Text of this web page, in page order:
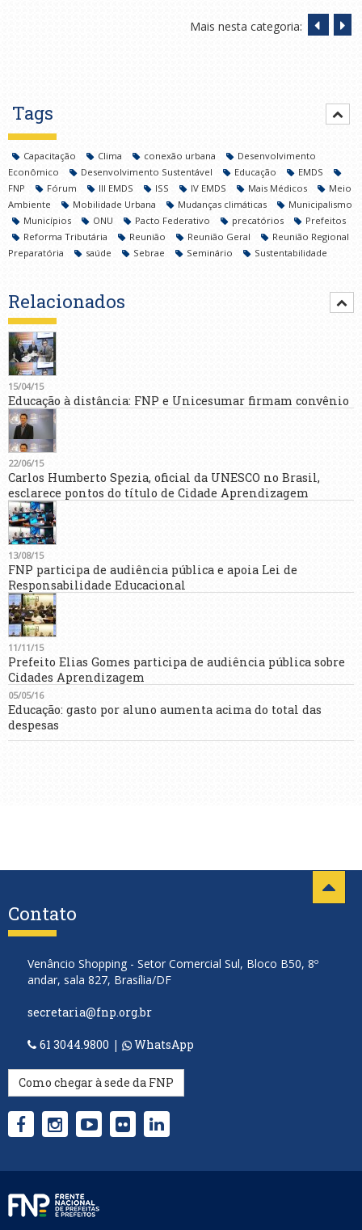
Mais nesta categoria:
Tags
Capacitação Clima conexão urbana
Desenvolvimento
Econômico
Desenvolvimento Sustentável Educação
EMDS
FNP
Fórum III EMDS ISS IV EMDS Mais Médicos
Meio
Ambiente
Mobilidade Urbana Mudanças climáticas
Municipalismo
Municípios
ONU Pacto Federativo precatórios
Prefeitos
Reforma Tributária
Reunião Reunião Geral
Reunião Regional
Preparatória
saúde Sebrae Seminário Sustentabilidade
Relacionados
15/04/15
Educação à distância: FNP e Unicesumar firmam convênio
22/06/15
Carlos Humberto Spezia, oficial da UNESCO no Brasil,
esclarece pontos do título de Cidade Aprendizagem
13/08/15
FNP participa de audiência pública e apoia Lei de
Responsabilidade Educacional
11/11/15
Prefeito Elias Gomes participa de audiência pública sobre
Cidades Aprendizagem
05/05/16
Educação: gasto por aluno aumenta acima do total das
despesas
Contato
Venâncio Shopping - Setor Comercial Sul, Bloco B50, 8º
andar, sala 827, Brasília/DF
secretaria@fnp.org.br
61 3044.9800 | WhatsApp
Como chegar à sede da FNP